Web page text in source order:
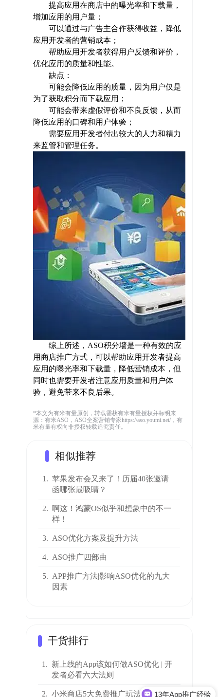
提高应用在商店中的曝光率和下载量，
增加应用的用户量；
可以通过与广告主合作获得收益，降低
应用开发者的营销成本；
帮助应用开发者获得用户反馈和评价，
优化应用的质量和性能。
缺点：
可能会降低应用的质量，因为用户仅是
为了获取积分而下载应用；
可能会带来虚假评价和不良反馈，从而
降低应用的口碑和用户体验；
需要应用开发者付出较大的人力和精力
来监管和管理任务。
综上所述， ASO积分墙是一种有效的应
用商店推广方式，可以帮助应用开发者提高
应用的曝光率和下载量，降低营销成本，但
同时也需要开发者注意应用质量和用户体
验，避免带来不良后果。
*本文为有米有量原创，转载需获有米有量授权并标明来
源：有米ASO，ASO全案营销专家https://aso.youmi.net/，有
米有量有权向非授权转载追究责任。
相似推荐
1. 苹果发布会又来了！历届40张邀请
函哪张最吸睛？
2. 啊这！鸿蒙OS似乎和想象中的不一
样！
3. ASO优化方案及提升方法
4. ASO推广四部曲
5. APP推广方法|影响ASO优化的九大
因素
干货排行
1. 新上线的App该如何做ASO优化 | 开
发者必看六大法则
2. 小米商店5大免费推广玩法，雷军的
13年App推广经验